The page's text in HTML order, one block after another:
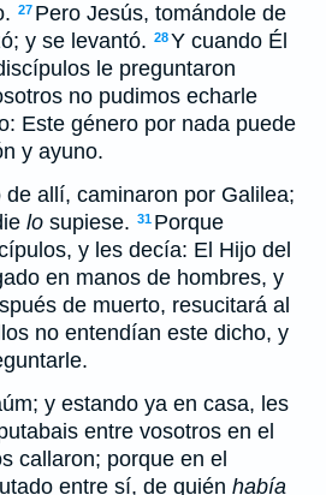
27 Pero Jesús, tomándole de
y se levantó. 28Y cuando Él
le preguntaron
no pudimos echarle
Este género por nada puede
y ayuno.
allí, caminaron por Galilea;
lo supiese. 31 Porque
y les decía: El Hijo del
en manos de hombres, y
de muerto, resucitará al
no entendían este dicho, y
y estando ya en casa, les
entre vosotros en el
callaron; porque en el
entre sí, de quién había